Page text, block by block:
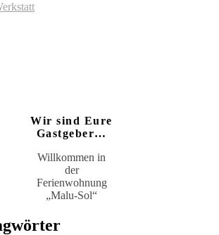
Wir sind Eure
Gastgeber…
Willkommen in
der
Ferienwohnung
„Malu-Sol“